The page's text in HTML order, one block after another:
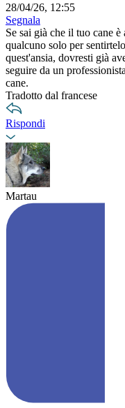
28/04/26, 12:55
Segnala
Se sai già che il tuo cane
qualcuno solo per
quest'ansia, dovresti già
seguire da un
cane.
Tradotto dal francese
Rispondi
Martau